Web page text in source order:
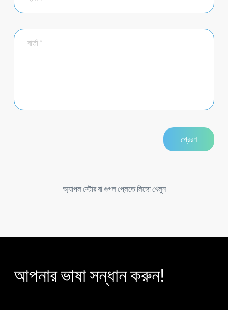
অ্যাপল স্টোর বা গুগল প্লেতে লিঙ্গো খেলুন
আপনার ভাষা সন্ধান করুন!